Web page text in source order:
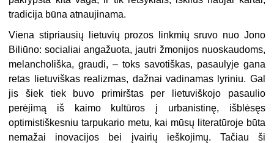
tradicija būna atnaujinama.
Viena stipriausių lietuvių prozos linkmių sruvo nuo Jono
Biliūno: socialiai angažuota, jautri žmonijos nuoskaudoms,
melancholiška, graudi, – toks savotiškas, pasaulyje gana
retas lietuviškas realizmas, dažnai vadinamas lyriniu. Gal
jis šiek tiek buvo primirštas per lietuviškojo pasaulio
perėjimą iš kaimo kultūros į urbanistinę, išblėsęs
optimistiškesniu tarpukario metu, kai mūsų literatūroje būta
nemažai inovacijos bei įvairių ieškojimų. Tačiau ši